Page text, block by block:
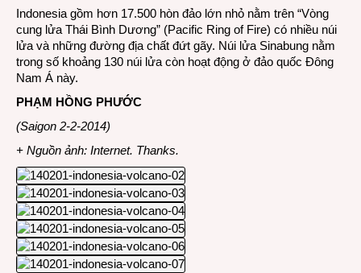
Indonesia gồm hơn 17.500 hòn đảo lớn nhỏ nằm trên “Vòng
cung lửa Thái Bình Dương” (Pacific Ring of Fire) có nhiều núi
lửa và những đường địa chất đứt gãy. Núi lửa Sinabung nằm
trong số khoảng 130 núi lửa còn hoạt động ở đảo quốc Đông
Nam Á này.
PHẠM HỒNG PHƯỚC
(Saigon 2-2-2014)
+ Nguồn ảnh: Internet. Thanks.